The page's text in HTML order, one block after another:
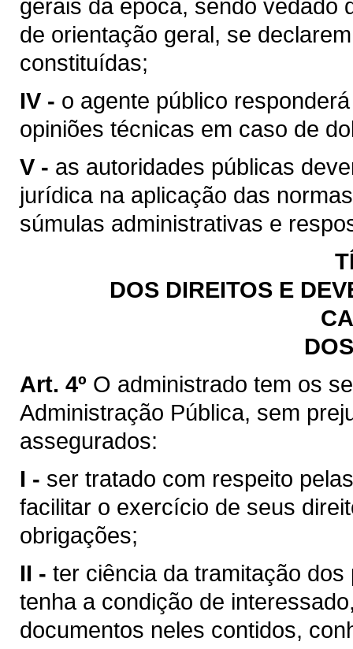
gerais da época, sendo vedado
de orientação geral, se
constituídas;
IV - o agente público
opiniões técnicas em caso de
V - as autoridades públicas
jurídica na aplicação das
súmulas administrativas e
DOS DIREITOS E
Art. 4º O administrado tem os
Administração Pública, sem
assegurados:
I - ser tratado com respeito
facilitar o exercício de seus
obrigações;
II - ter ciência da tramitação
tenha a condição de
documentos neles contidos,